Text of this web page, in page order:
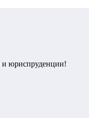
и юриспруденции!